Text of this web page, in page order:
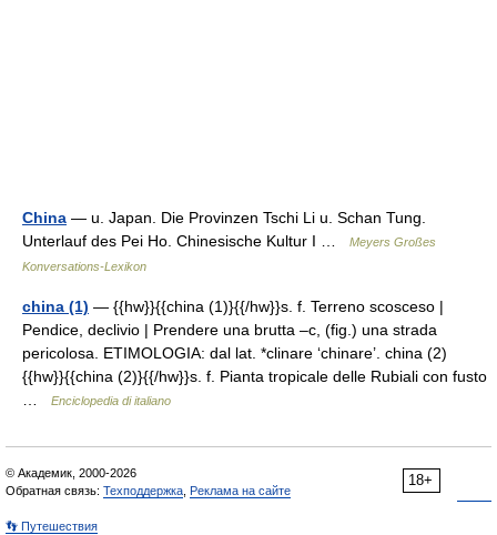
China — u. Japan. Die Provinzen Tschi Li u. Schan Tung.
Unterlauf des Pei Ho. Chinesische Kultur I …
Meyers Großes
Konversations-Lexikon
china (1) — {{hw}}{{china (1)}{{/hw}}s. f. Terreno scosceso |
Pendice, declivio | Prendere una brutta –c, (fig.) una strada
pericolosa. ETIMOLOGIA: dal lat. *clinare ‘chinare’. china (2)
{{hw}}{{china (2)}{{/hw}}s. f. Pianta tropicale delle Rubiali con fusto
Enciclopedia di italiano
18+
© Академик, 2000-2026
Обратная связь: Техподдержка Реклама на сайте
👣 Путешествия